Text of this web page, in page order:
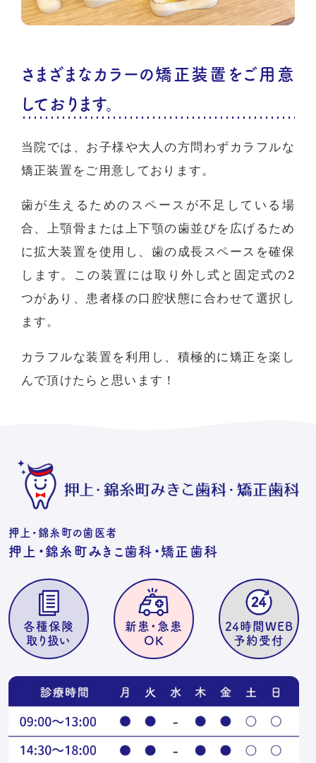
さまざまなカラーの矯正装置をご用意
しております。
当院では、お子様や大人の方問わずカラフルな
矯正装置をご用意しております。
歯が生えるためのスペースが不足している場
合、上顎骨または上下顎の歯並びを広げるため
に拡大装置を使用し、歯の成長スペースを確保
します。この装置には取り外し式と固定式の2
つがあり、患者様の口腔状態に合わせて選択し
ます。
カラフルな装置を利用し、積極的に矯正を楽し
んで頂けたらと思います！
押上・錦糸町の歯医者
押上・錦糸町みきこ歯科・矯正歯科
各種保険
取り扱い
新患・急患
OK
24時間WEB
予約受付